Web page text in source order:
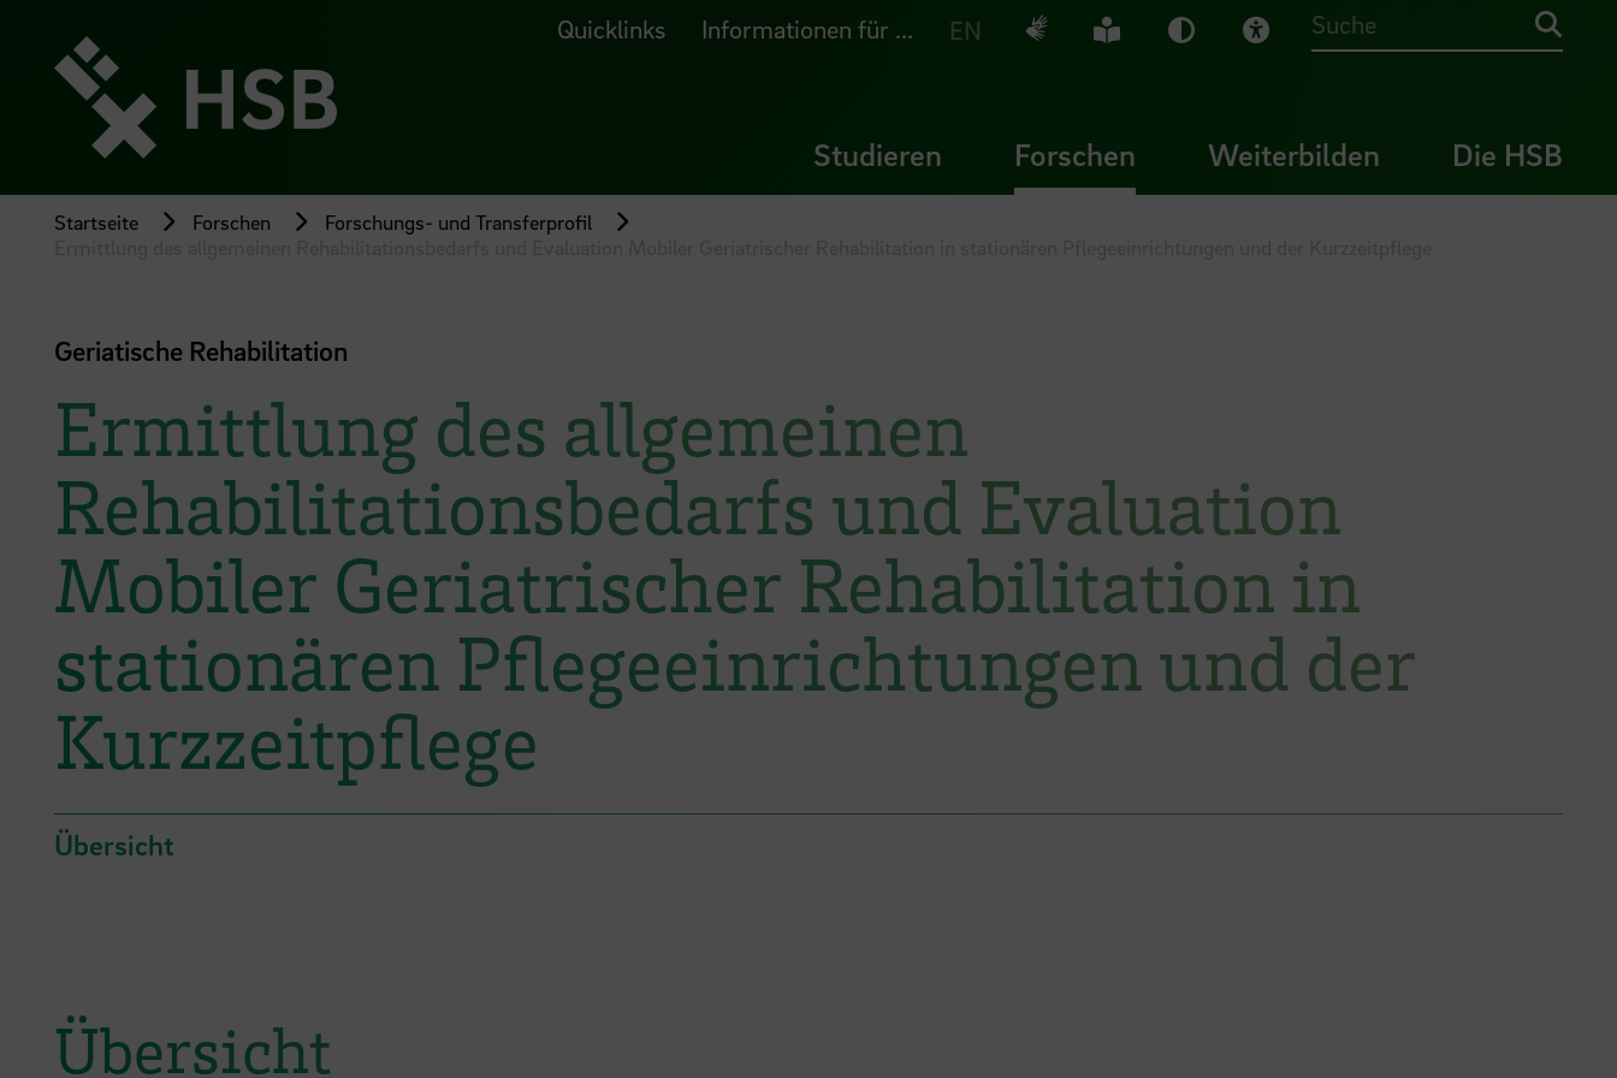
Seiteninhalt
springen
Quicklinks Informationen für ... EN Deutsche Gebärdensprache
Leichte Sprache
Dunkel-Modus
Visuelle Hilfe
Suche
Studieren Forschen Weiterbilden Die HSB
Startseite Forschen
Forschungs- und Transferprofil
Geriatische Rehabilitation
Ermittlung des allgemeinen
Rehabilitationsbedarfs und Evaluation
Mobiler Geriatrischer Rehabilitation in
stationären Pflegeeinrichtungen und der
Kurzzeitpflege
Übersicht
Übersicht